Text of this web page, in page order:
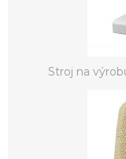
Stroj na